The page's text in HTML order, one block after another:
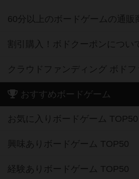
60分以上のボードゲームの通販
割引購入！ボドクーポンについ
クラウドファンディング ボドフ
おすすめボードゲーム
お気に入りボードゲーム TOP50
興味ありボードゲーム TOP50
経験ありボードゲーム TOP50